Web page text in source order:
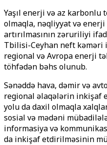
Yaşıl enerji və az karbonlu
olmaqla, nəqliyyat və enerji
artırılmasının zəruriliyi
Tbilisi-Ceyhan neft kəməri
regional və Avropa enerji
töhfədən bəhs olunub.
Sənəddə hava, dəmir və
regional əlaqələrin inkişaf
yolu da daxil olmaqla
sosial və mədəni
informasiya və
da inkişaf etdirilməsinin